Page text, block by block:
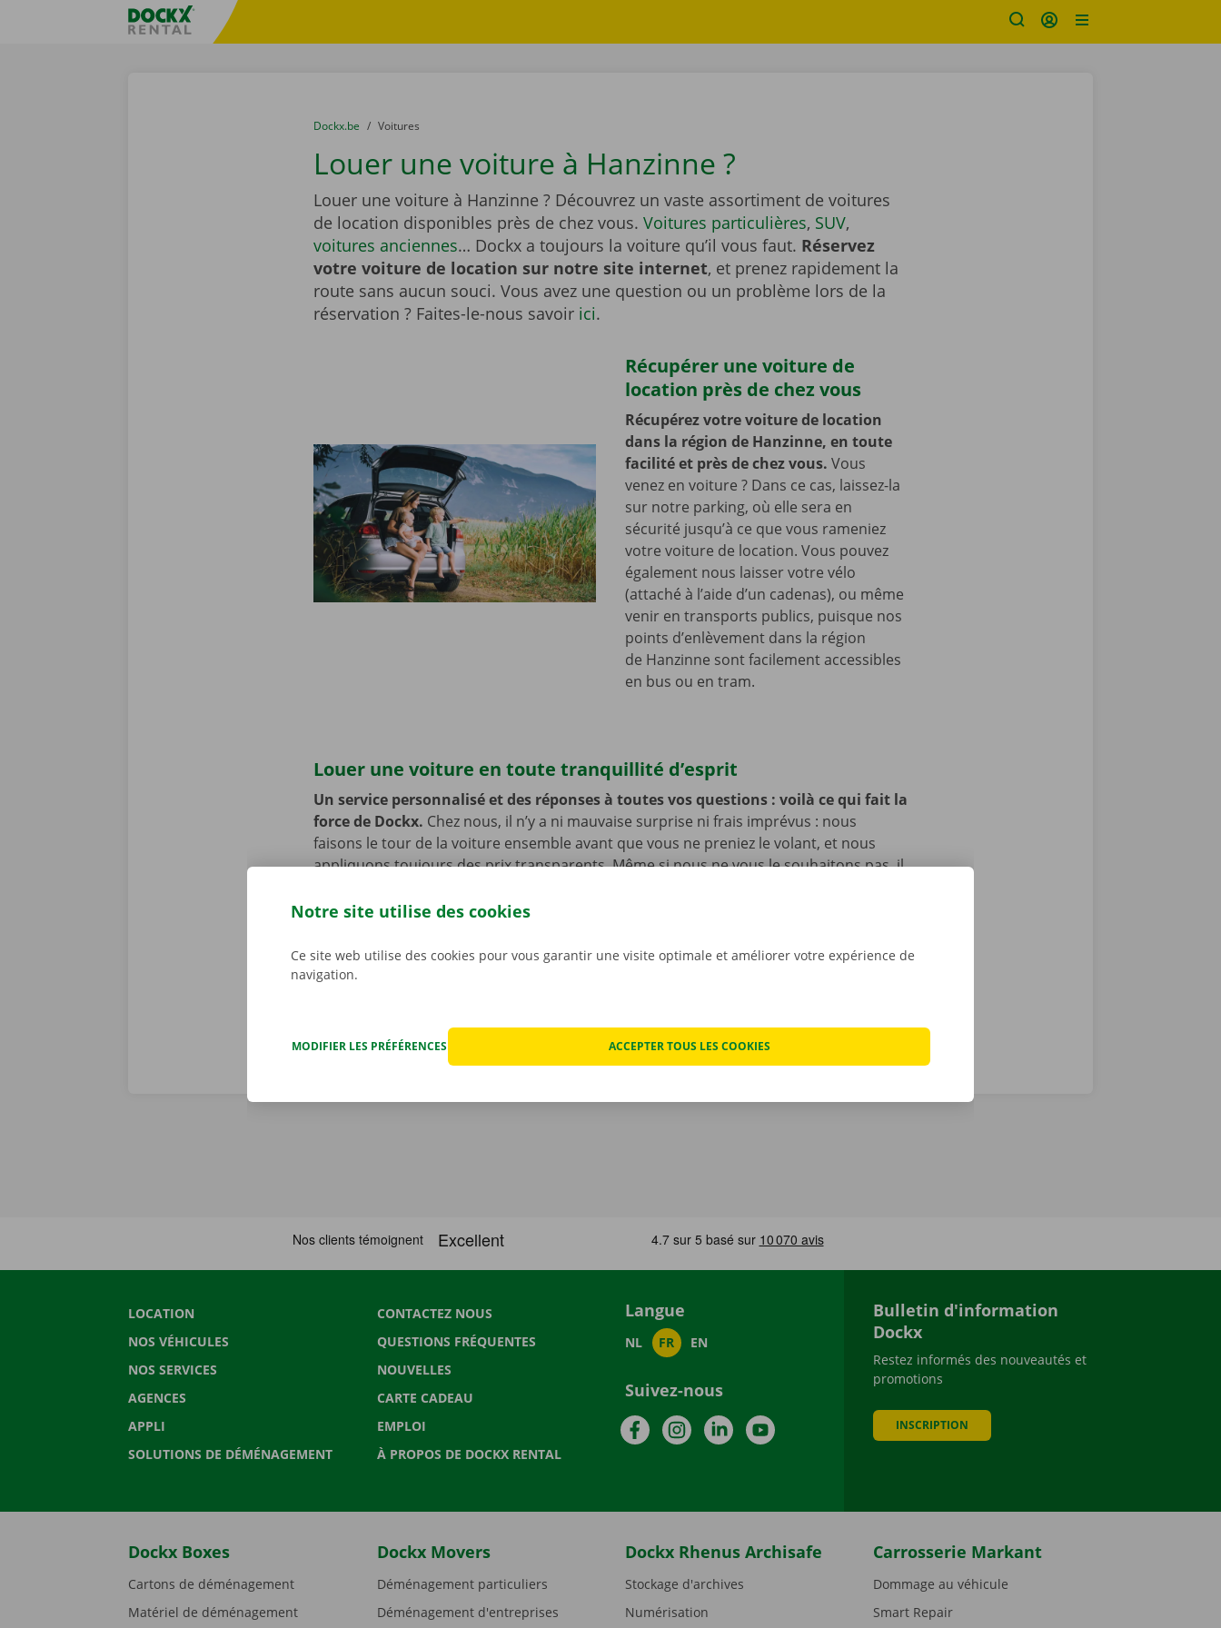
sitename
You are here:
du
Dockx.be to
Voitures
Louer une voiture à Hanzinne ?
Louer une voiture à Hanzinne ? Découvrez un vaste assortiment de voitures
de location disponibles près de chez vous. Voitures particulières, SUV,
voitures anciennes… Dockx a toujours la voiture qu’il vous faut. Réservez
votre voiture de location sur notre site internet, et prenez rapidement la
route sans aucun souci. Vous avez une question ou un problème lors de la
réservation ? Faites-le-nous savoir ici.
Récupérer une voiture de
location près de chez vous
Récupérez votre voiture de location
dans la région de Hanzinne, en toute
facilité et près de chez vous. Vous
venez en voiture ? Dans ce cas, laissez-la
sur notre parking, où elle sera en
sécurité jusqu’à ce que vous rameniez
votre voiture de location. Vous pouvez
également nous laisser votre vélo
(attaché à l’aide d’un cadenas), ou même
venir en transports publics, puisque nos
points d’enlèvement dans la région
de Hanzinne sont facilement accessibles
en bus ou en tram.
Louer une voiture en toute tranquillité d’esprit
Un service personnalisé et des réponses à toutes vos questions : voilà ce qui fait la
force de Dockx. Chez nous, il n’y a ni mauvaise surprise ni frais imprévus : nous
faisons le tour de la voiture ensemble avant que vous ne preniez le volant, et nous
appliquons toujours des prix transparents. Même si nous ne vous le souhaitons pas, il
cours de la période de location. Vous pourrez dans ce cas compter sur notre service
Dockx, vous prenez la route en toute sérénité !
LOCATION
NOS VÉHICULES
NOS SERVICES
AGENCES
APPLI
SOLUTIONS DE DÉMÉNAGEMENT
CONTACTEZ NOUS
QUESTIONS FRÉQUENTES
NOUVELLES
CARTE CADEAU
EMPLOI
À PROPOS DE DOCKX RENTAL
Langue
NL FR EN
Suivez-nous
FacebookInstagramLinkedInYouTube
Bulletin d'information
Dockx
Restez informés des nouveautés et
promotions
INSCRIPTION
Dockx Boxes
Cartons de déménagement
Matériel de déménagement
Dockx Movers
Déménagement particuliers
Déménagement d'entreprises
Dockx Rhenus Archisafe
Stockage d'archives
Numérisation
Carrosserie Markant
Dommage au véhicule
Smart Repair
Notre site utilise des cookies
Ce site web utilise des cookies pour vous garantir une visite optimale et améliorer votre expérience de
navigation.
MODIFIER LES PRÉFÉRENCES ACCEPTER TOUS LES COOKIES